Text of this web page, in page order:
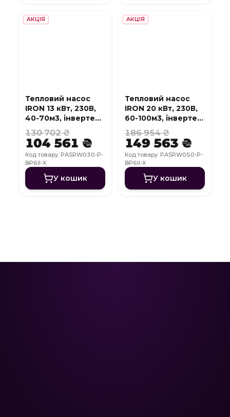
АКЦІЯ
Тепловий насос
IRON 13 кВт, 230В,
40-70м3, інвертер,
з охолодженням,
WI-FI
130 702 ₴
104 561 ₴
Код товару: PASRW030-P-
BP6II-X
У кошик
АКЦІЯ
Тепловий насос
IRON 20 кВт, 230В,
60-100м3, інвертер,
з охолодженням,
WI-FI
186 954 ₴
149 563 ₴
Код товару: PASRW050-P-
BP6II-X
У кошик